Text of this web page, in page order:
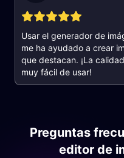
Usar el generador de
me ha ayudado a crear
que destacan. ¡La
muy fácil de usar!
Preguntas
editor de